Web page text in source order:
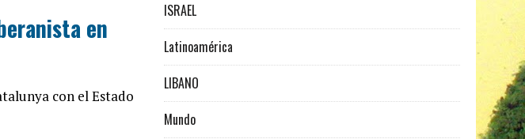
en
con el Estado
ISRAEL
Latinoamérica
LIBANO
Mundo